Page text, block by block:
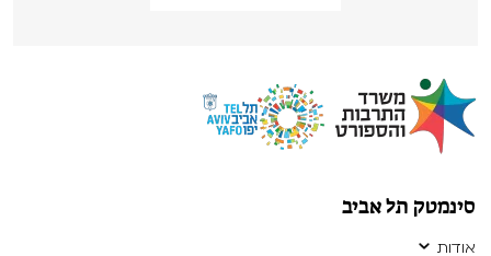
סינמטק תל אביב
אודות